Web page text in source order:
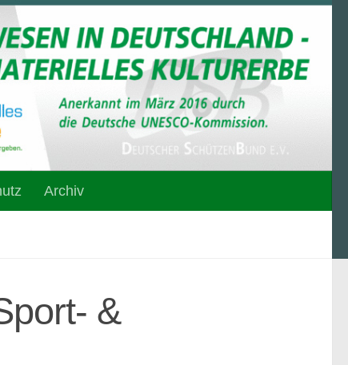
Archiv
&